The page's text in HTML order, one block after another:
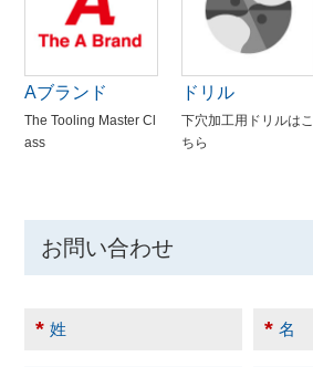
Aブランド
The Tooling Master Cl
ass
ドリル
下穴加工用ドリルはこ
ちら
お問い合わせ
* 姓 * 名